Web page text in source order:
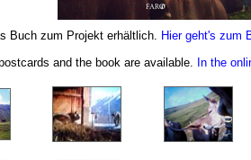
Buch zum Projekt erhältlich. Hier geht's zum
and the book are available. In the